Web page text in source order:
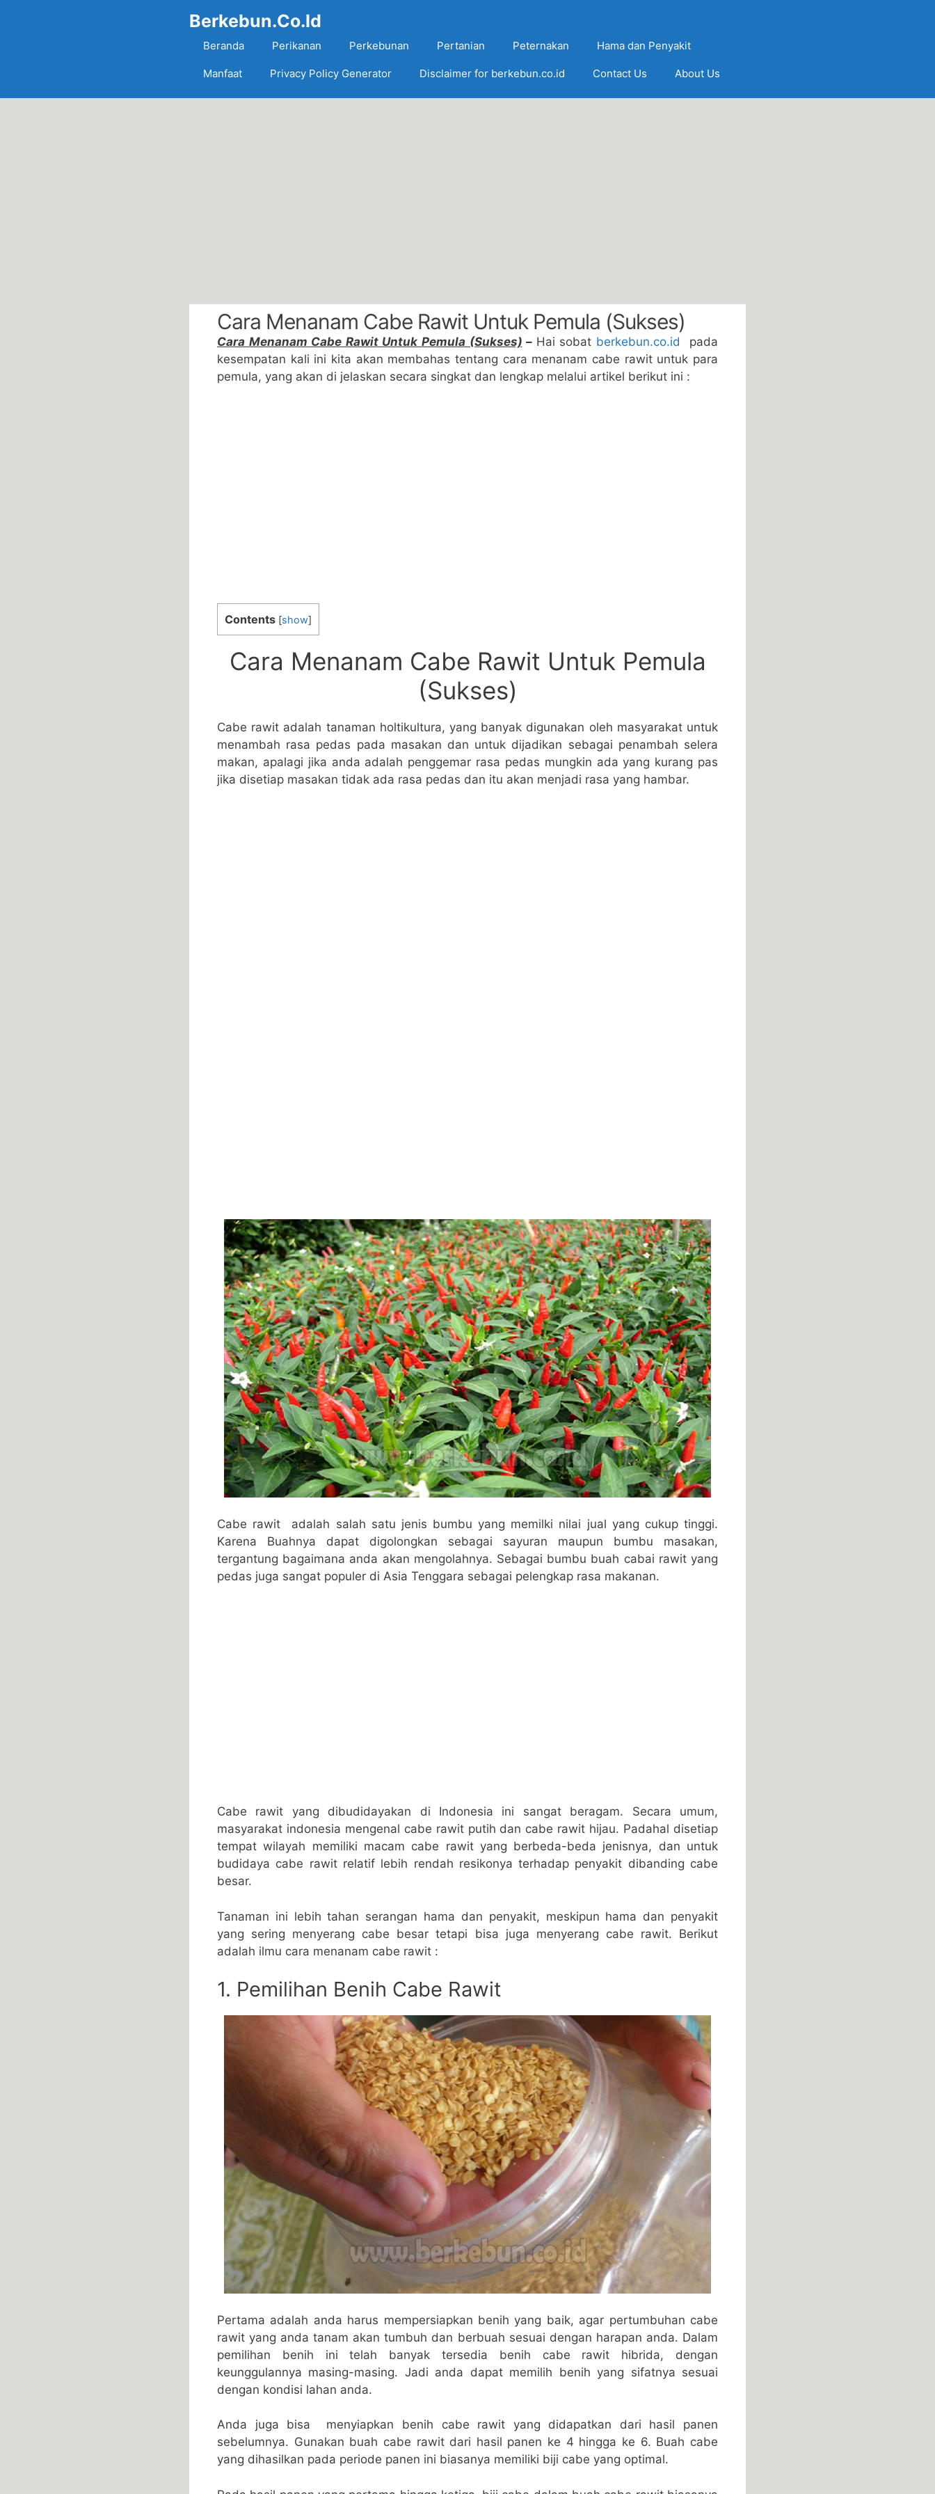
Berkebun.Co.Id
Beranda Perikanan Perkebunan Pertanian Peternakan Hama dan Penyakit
Manfaat Privacy Policy Generator Disclaimer for berkebun.co.id Contact Us About Us
Cara Menanam Cabe Rawit Untuk Pemula (Sukses)
Cara Menanam Cabe Rawit Untuk Pemula (Sukses) – Hai sobat berkebun.co.id pada
kesempatan kali ini kita akan membahas tentang cara menanam cabe rawit untuk para
pemula, yang akan di jelaskan secara singkat dan lengkap melalui artikel berikut ini :
Contents [show]
Cara Menanam Cabe Rawit Untuk Pemula
(Sukses)
Cabe rawit adalah tanaman holtikultura, yang banyak digunakan oleh masyarakat untuk
menambah rasa pedas pada masakan dan untuk dijadikan sebagai penambah selera
makan, apalagi jika anda adalah penggemar rasa pedas mungkin ada yang kurang pas
jika disetiap masakan tidak ada rasa pedas dan itu akan menjadi rasa yang hambar.
Cabe rawit adalah salah satu jenis bumbu yang memilki nilai jual yang cukup tinggi.
Karena Buahnya dapat digolongkan sebagai sayuran maupun bumbu masakan,
tergantung bagaimana anda akan mengolahnya. Sebagai bumbu buah cabai rawit yang
pedas juga sangat populer di Asia Tenggara sebagai pelengkap rasa makanan.
Cabe rawit yang dibudidayakan di Indonesia ini sangat beragam. Secara umum,
masyarakat indonesia mengenal cabe rawit putih dan cabe rawit hijau. Padahal disetiap
tempat wilayah memiliki macam cabe rawit yang berbeda-beda jenisnya, dan untuk
budidaya cabe rawit relatif lebih rendah resikonya terhadap penyakit dibanding cabe
besar.
Tanaman ini lebih tahan serangan hama dan penyakit, meskipun hama dan penyakit
yang sering menyerang cabe besar tetapi bisa juga menyerang cabe rawit. Berikut
adalah ilmu cara menanam cabe rawit :
1. Pemilihan Benih Cabe Rawit
Pertama adalah anda harus mempersiapkan benih yang baik, agar pertumbuhan cabe
rawit yang anda tanam akan tumbuh dan berbuah sesuai dengan harapan anda. Dalam
pemilihan benih ini telah banyak tersedia benih cabe rawit hibrida, dengan
keunggulannya masing-masing. Jadi anda dapat memilih benih yang sifatnya sesuai
dengan kondisi lahan anda.
Anda juga bisa menyiapkan benih cabe rawit yang didapatkan dari hasil panen
sebelumnya. Gunakan buah cabe rawit dari hasil panen ke 4 hingga ke 6. Buah cabe
yang dihasilkan pada periode panen ini biasanya memiliki biji cabe yang optimal.